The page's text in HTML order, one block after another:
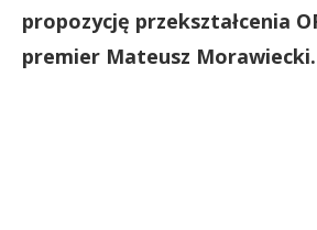
propozycję przekształcenia
premier Mateusz Morawiecki.